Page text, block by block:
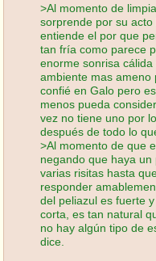
>Al momento de
sorprende por su
entiende el por que
tan fría como parece
enorme sonrisa
ambiente mas ameno
confié en Galo pero
menos pueda
vez no tiene uno por
después de todo lo
>Al momento de que
negando que haya
varias risitas hasta
responder
del peliazul es fuerte
corta, es tan natural
no hay algún tipo de
dice.